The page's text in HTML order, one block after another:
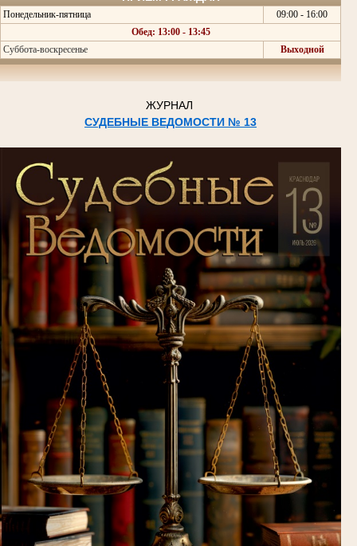
Понедельник-пятница
09:00 - 16:00
Обед: 13:00 - 13:45
Суббота-воскресенье
Выходной
ЖУРНАЛ
СУДЕБНЫЕ ВЕДОМОСТИ № 13